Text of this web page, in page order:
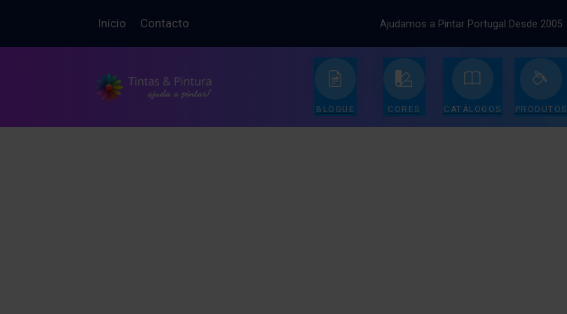
Início Contacto Ajudamos a Pintar Portugal Desde 2005
BLOGUE CORES CATÁLOGOS PRODUTOS